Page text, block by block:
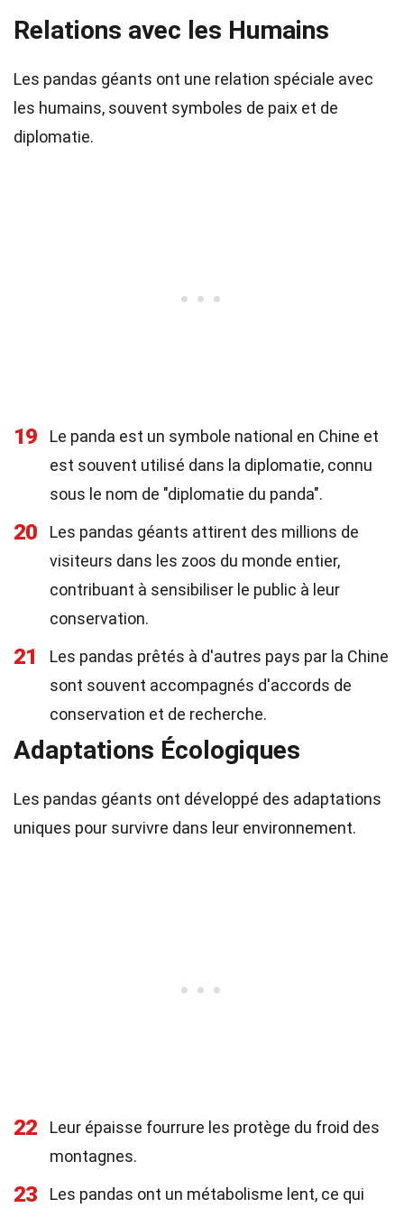
Relations avec les Humains
Les pandas géants ont une relation spéciale avec
les humains, souvent symboles de paix et de
diplomatie.
19
Le panda est un symbole national en Chine et
est souvent utilisé dans la diplomatie, connu
sous le nom de "diplomatie du panda".
20
Les pandas géants attirent des millions de
visiteurs dans les zoos du monde entier,
contribuant à sensibiliser le public à leur
conservation.
21
Les pandas prêtés à d'autres pays par la Chine
sont souvent accompagnés d'accords de
conservation et de recherche.
Adaptations Écologiques
Les pandas géants ont développé des adaptations
uniques pour survivre dans leur environnement.
22
Leur épaisse fourrure les protège du froid des
montagnes.
23
Les pandas ont un métabolisme lent, ce qui